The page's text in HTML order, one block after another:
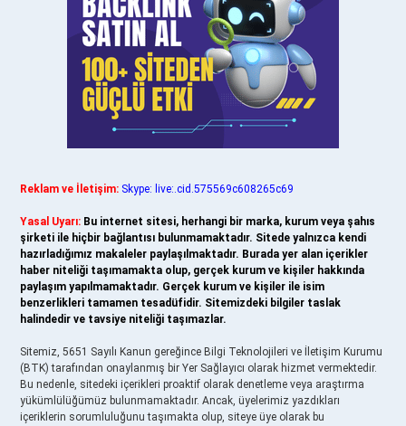
Reklam ve İletişim: Skype: live:.cid.575569c608265c69
Yasal Uyarı: Bu internet sitesi, herhangi bir marka, kurum veya şahıs
şirketi ile hiçbir bağlantısı bulunmamaktadır. Sitede yalnızca kendi
hazırladığımız makaleler paylaşılmaktadır. Burada yer alan içerikler
haber niteliği taşımamakta olup, gerçek kurum ve kişiler hakkında
paylaşım yapılmamaktadır. Gerçek kurum ve kişiler ile isim
benzerlikleri tamamen tesadüfidir. Sitemizdeki bilgiler taslak
halindedir ve tavsiye niteliği taşımazlar.
Sitemiz, 5651 Sayılı Kanun gereğince Bilgi Teknolojileri ve İletişim Kurumu
(BTK) tarafından onaylanmış bir Yer Sağlayıcı olarak hizmet vermektedir.
Bu nedenle, sitedeki içerikleri proaktif olarak denetleme veya araştırma
yükümlülüğümüz bulunmamaktadır. Ancak, üyelerimiz yazdıkları
içeriklerin sorumluluğunu taşımakta olup, siteye üye olarak bu